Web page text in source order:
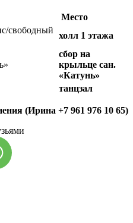
Место
свободный
холл 1 этажа
сбор на
крыльце сан.
«Катунь»
танцзал
(Ирина +7 961 976 10 65)